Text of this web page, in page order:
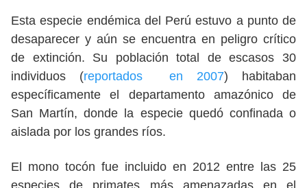
Esta especie endémica del Perú estuvo a punto de
desaparecer y aún se encuentra en peligro crítico
de extinción. Su población total de escasos 30
individuos (reportados en 2007) habitaban
específicamente el departamento amazónico de
San Martín, donde la especie quedó confinada o
aislada por los grandes ríos.
El mono tocón fue incluido en 2012 entre las 25
especies de primates más amenazadas en el